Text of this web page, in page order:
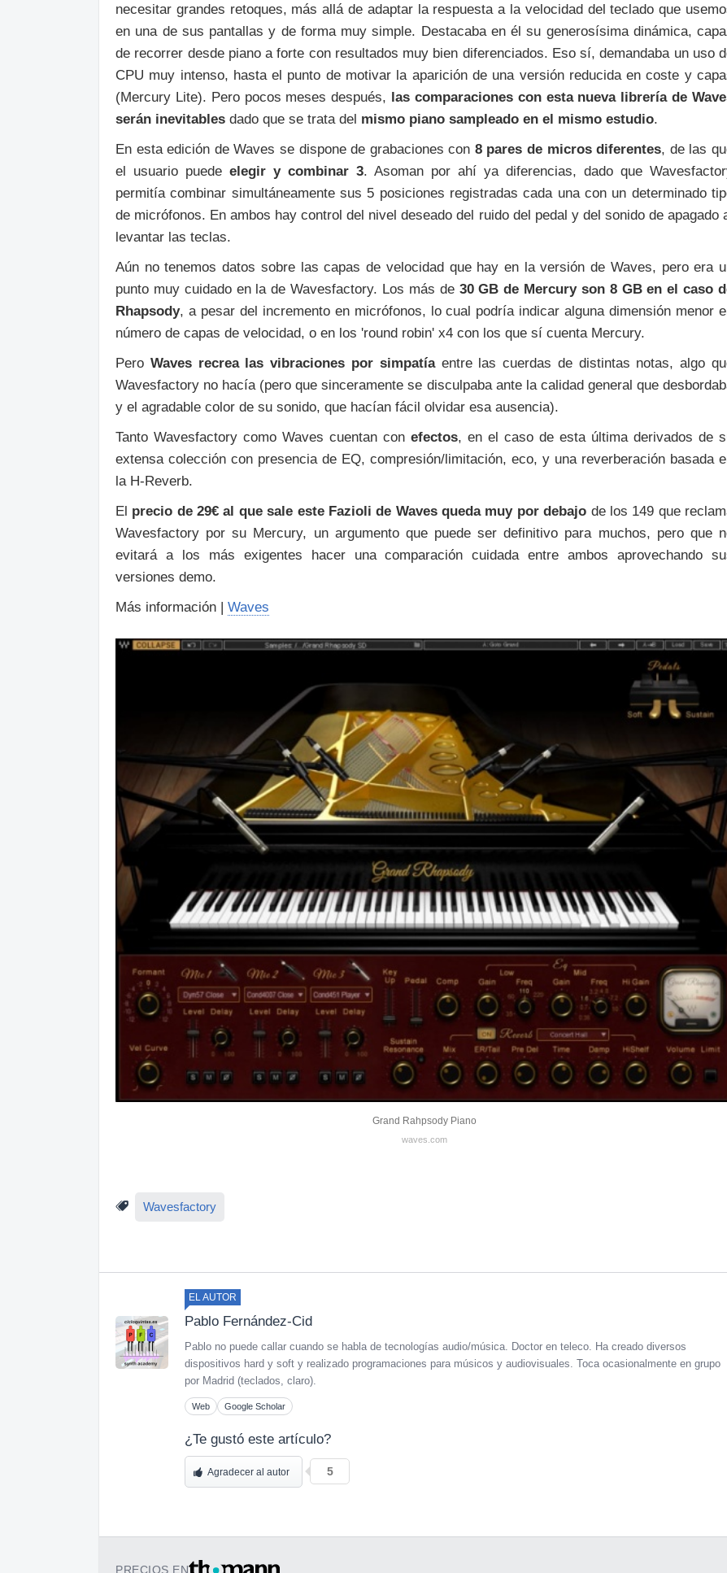
necesitar grandes retoques, más allá de adaptar la respuesta a la velocidad del teclado que
en una de sus pantallas y de forma muy simple. Destacaba en él su generosísima dinámica,
de recorrer desde piano a forte con resultados muy bien diferenciados. Eso sí, demandaba un uso
CPU muy intenso, hasta el punto de motivar la aparición de una versión reducida en coste y
(Mercury Lite). Pero pocos meses después, las comparaciones con esta nueva librería de
serán inevitables dado que se trata del mismo piano sampleado en el mismo estudio.
En esta edición de Waves se dispone de grabaciones con 8 pares de micros diferentes, de las
el usuario puede elegir y combinar 3. Asoman por ahí ya diferencias, dado que
permitía combinar simultáneamente sus 5 posiciones registradas cada una con un determinado
de micrófonos. En ambos hay control del nivel deseado del ruido del pedal y del sonido de apagado
levantar las teclas.
Aún no tenemos datos sobre las capas de velocidad que hay en la versión de Waves, pero era
punto muy cuidado en la de Wavesfactory. Los más de30 GB de Mercury son 8 GB en el caso
Rhapsody, a pesar del incremento en micrófonos, lo cual podría indicar alguna dimensión menor
número de capas de velocidad, o en los 'round robin' x4 con los que sí cuenta Mercury.
Pero Waves recrea las vibraciones por simpatíaentre las cuerdas de distintas notas, algo
Wavesfactory no hacía (pero que sinceramente se disculpaba ante la calidad general que
y el agradable color de su sonido, que hacían fácil olvidar esa ausencia).
Tanto Wavesfactory como Waves cuentan con efectos, en el caso de esta última derivados de
extensa colección con presencia de EQ, compresión/limitación, eco, y una reverberación basada
la H-Reverb.
El precio de 29€ al que sale este Fazioli de Waves queda muy por debajo de los 149 que
Wavesfactory por su Mercury, un argumento que puede ser definitivo para muchos, pero que
evitará a los más exigentes hacer una comparación cuidada entre ambos aprovechando
versiones demo.
Más información | Waves
Grand Rahpsody Piano
waves.com
Wavesfactory
EL AUTOR
Pablo Fernández-Cid
Pablo no puede callar cuando se habla de tecnologías audio/música. Doctor en teleco. Ha creado diversos
dispositivos hard y soft y realizado programaciones para músicos y audiovisuales. Toca ocasionalmente en grupo
por Madrid (teclados, claro).
Web Google Scholar
¿Te gustó este artículo?
Agradecer al autor 5
PRECIOS EN